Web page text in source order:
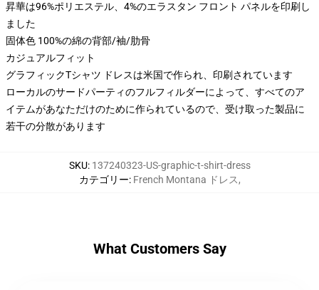
昇華は96%ポリエステル、4%のエラスタン フロント パネルを印刷し
ました
固体色 100%の綿の背部/袖/肋骨
カジュアルフィット
グラフィックTシャツ ドレスは米国で作られ、印刷されています
ローカルのサードパーティのフルフィルダーによって、すべてのア
イテムがあなただけのために作られているので、受け取った製品に
若干の分散があります
SKU: 137240323-US-graphic-t-shirt-dress
カテゴリー: French Montana ドレス,
What Customers Say